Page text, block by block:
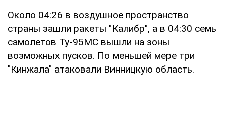
Около 04:26 в воздушное пространство
страны зашли ракеты "Калибр", а в 04:30 семь
самолетов Ту-95МС вышли на зоны
возможных пусков. По меньшей мере три
"Кинжала" атаковали Винницкую область.